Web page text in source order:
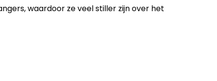
waardoor ze veel stiller zijn over het